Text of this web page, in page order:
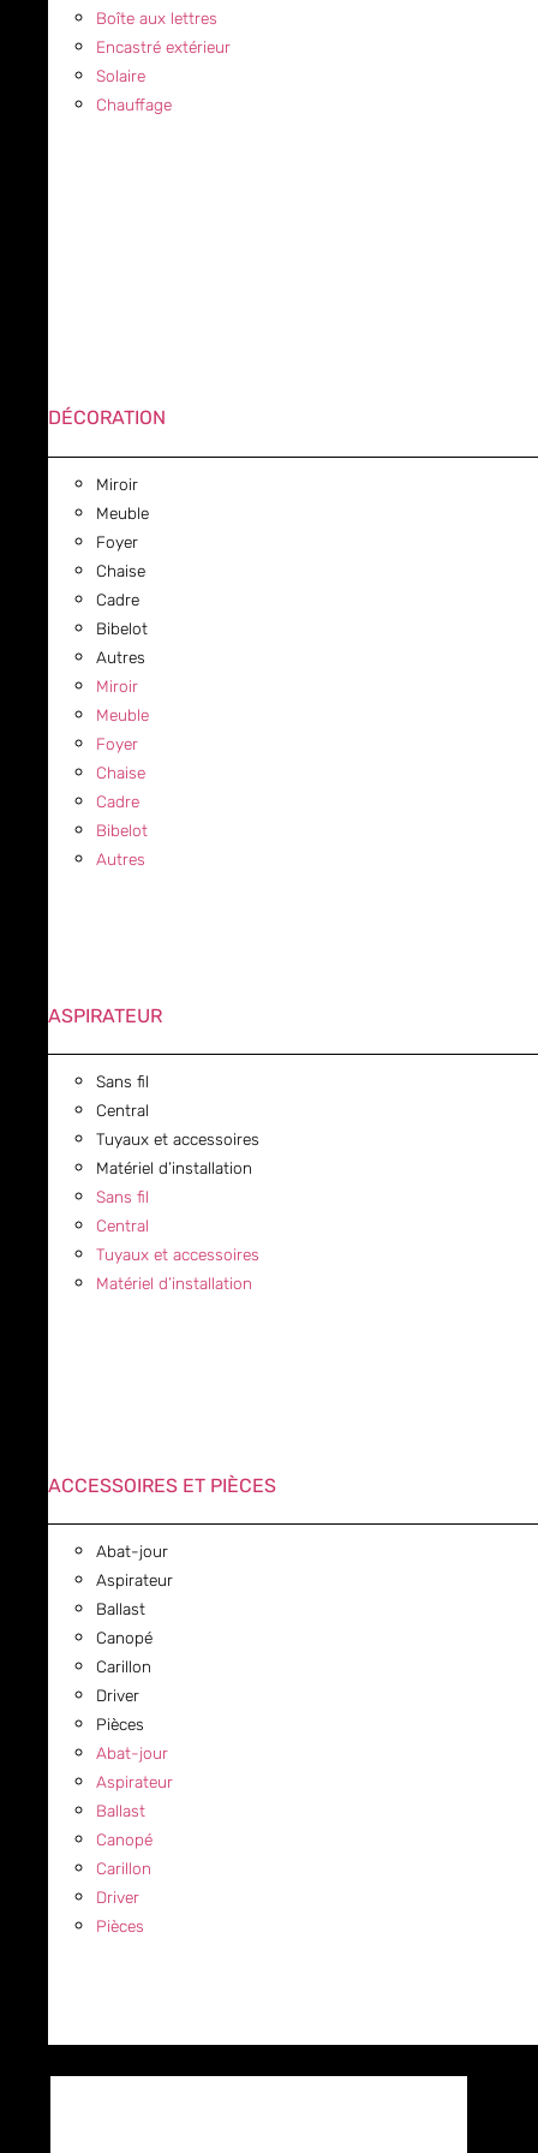
Boîte aux lettres
Encastré extérieur
Solaire
Chauffage
DÉCORATION
Miroir
Meuble
Foyer
Chaise
Cadre
Bibelot
Autres
Miroir
Meuble
Foyer
Chaise
Cadre
Bibelot
Autres
ASPIRATEUR
Sans fil
Central
Tuyaux et accessoires
Matériel d’installation
Sans fil
Central
Tuyaux et accessoires
Matériel d’installation
ACCESSOIRES ET PIÈCES
Abat-jour
Aspirateur
Ballast
Canopé
Carillon
Driver
Pièces
Abat-jour
Aspirateur
Ballast
Canopé
Carillon
Driver
Pièces